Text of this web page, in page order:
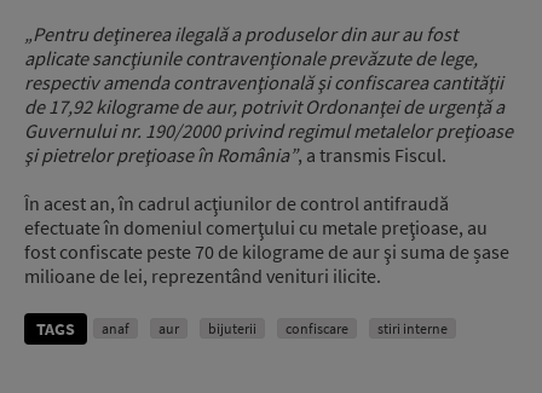
„Pentru deţinerea ilegală a produselor din aur au fost
aplicate sancţiunile contravenţionale prevăzute de lege,
respectiv amenda contravenţională şi confiscarea cantităţii
de 17,92 kilograme de aur, potrivit Ordonanţei de urgenţă a
Guvernului nr. 190/2000 privind regimul metalelor preţioase
şi pietrelor preţioase în România”, a transmis Fiscul.
În acest an, în cadrul acţiunilor de control antifraudă
efectuate în domeniul comerţului cu metale preţioase, au
fost confiscate peste 70 de kilograme de aur şi suma de șase
milioane de lei, reprezentând venituri ilicite.
TAGS anaf aur bijuterii confiscare stiri interne